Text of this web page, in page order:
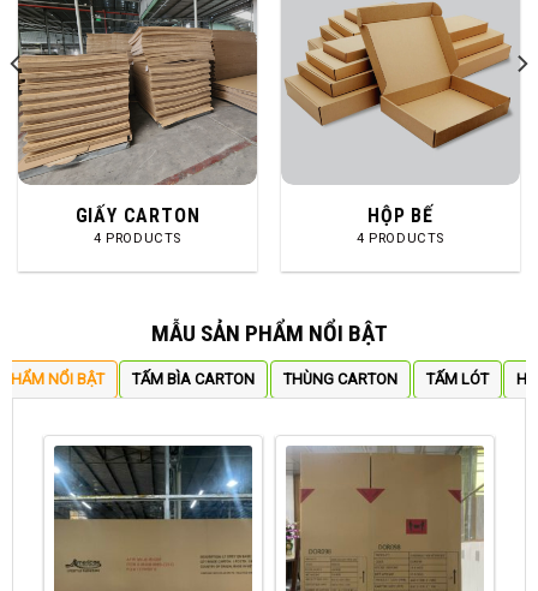
GIẤY CARTON
4 PRODUCTS
HỘP BẾ
4 PRODUCTS
MẪU SẢN PHẨM NỔI BẬT
NỔI BẬT TẤM BÌA CARTON THÙNG CARTON TẤM LÓT